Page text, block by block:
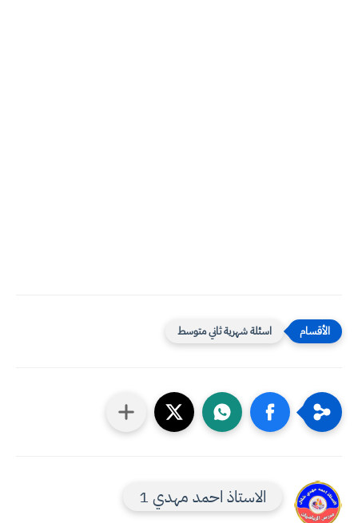
اسئلة شهرية ثاني متوسط
الاستاذ احمد مهدي 1